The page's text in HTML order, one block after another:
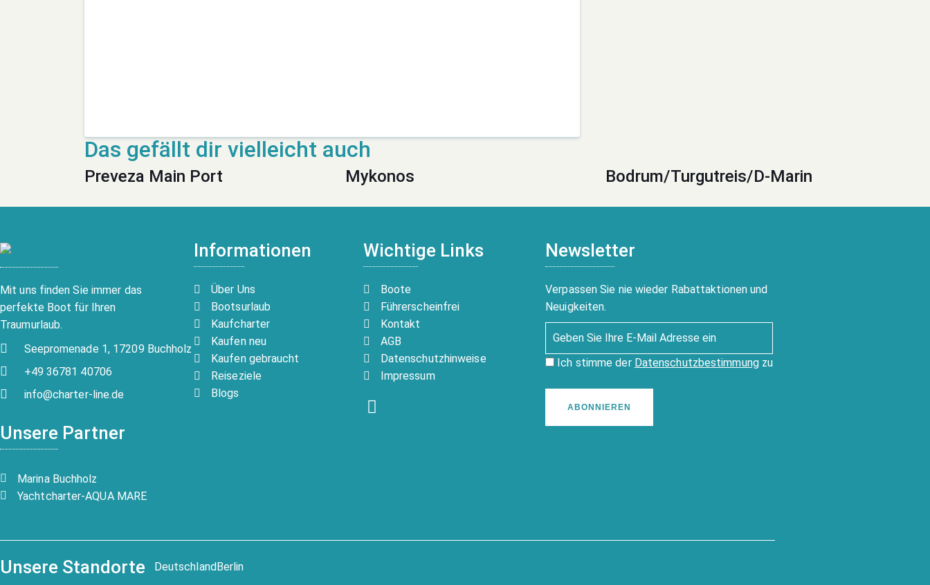
Preveza Main Port Mykonos Bodrum/Turgutreis/D-Marin
Mit uns finden Sie immer das
perfekte Boot für Ihren
Traumurlaub.
Seepromenade 1, 17209 Buchholz
+49 36781 40706
info@charter-line.de
Unsere Partner
Marina Buchholz
Yachtcharter-AQUA MARE
Informationen
Über Uns
Bootsurlaub
Kaufcharter
Kaufen neu
Kaufen gebraucht
Reiseziele
Blogs
Wichtige Links
Boote
Führerscheinfrei
Kontakt
AGB
Datenschutzhinweise
Impressum
Newsletter
Verpassen Sie nie wieder Rabattaktionen und
Neuigkeiten.
Ich stimme der Datenschutzbestimmungzu
ABONNIEREN
Unsere Standorte DeutschlandBerlin